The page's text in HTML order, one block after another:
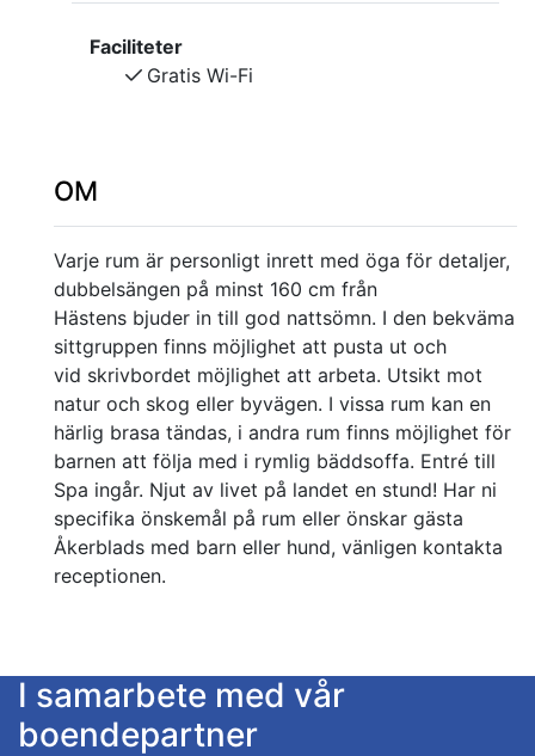
Faciliteter
Gratis Wi-Fi
OM
Varje rum är personligt inrett med öga för detaljer,
dubbelsängen på minst 160 cm från
Hästens bjuder in till god nattsömn. I den bekväma
sittgruppen finns möjlighet att pusta ut och
vid skrivbordet möjlighet att arbeta. Utsikt mot
natur och skog eller byvägen. I vissa rum kan en
härlig brasa tändas, i andra rum finns möjlighet för
barnen att följa med i rymlig bäddsoffa. Entré till
Spa ingår. Njut av livet på landet en stund! Har ni
specifika önskemål på rum eller önskar gästa
Åkerblads med barn eller hund, vänligen kontakta
receptionen.
I samarbete med vår
boendepartner